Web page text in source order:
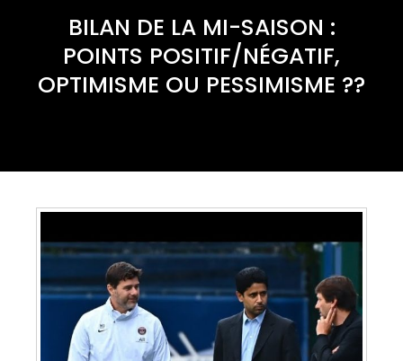
BILAN DE LA MI-SAISON :
POINTS POSITIF/NÉGATIF,
OPTIMISME OU PESSIMISME ??